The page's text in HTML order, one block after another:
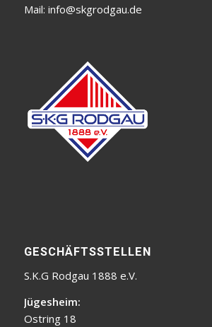
Mail: info@skgrodgau.de
GESCHÄFTSSTELLEN
S.K.G Rodgau 1888 e.V.
Jügesheim:
Ostring 18